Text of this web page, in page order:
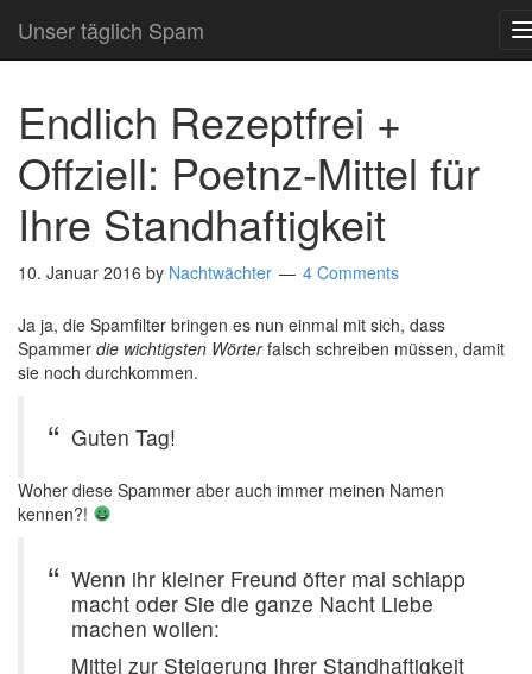
Unser täglich Spam
Endlich Rezeptfrei +
Offziell: Poetnz-Mittel für
Ihre Standhaftigkeit
10. Januar 2016 by Nachtwächter 4 Comments
Ja ja, die Spamfilter bringen es nun einmal mit sich, dass
Spammer die wichtigsten Wörterfalsch schreiben müssen, damit
sie noch durchkommen.
Guten Tag!
Woher diese Spammer aber auch immer meinen Namen
kennen?!
Wenn ihr kleiner Freund öfter mal schlapp
macht oder Sie die ganze Nacht Liebe
machen wollen:
Mittel zur Steigerung Ihrer Standhaftigkeit